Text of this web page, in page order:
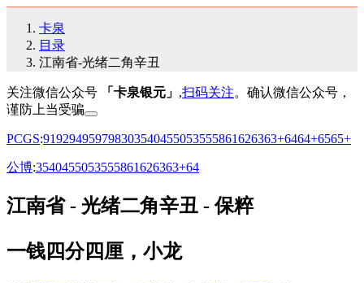
卡泉
目录
江南省-光绪二角辛丑
关注微信公众号 「卡泉银元」 ,扫码关注。确认微信公众号，
谨防上当受骗
PCGS:919294959798303540455053555861626363+6464+6565+
公博:3540455053555861626363+64
江南省 - 光绪二角辛丑 - 保粹
一钱四分四厘，小龙